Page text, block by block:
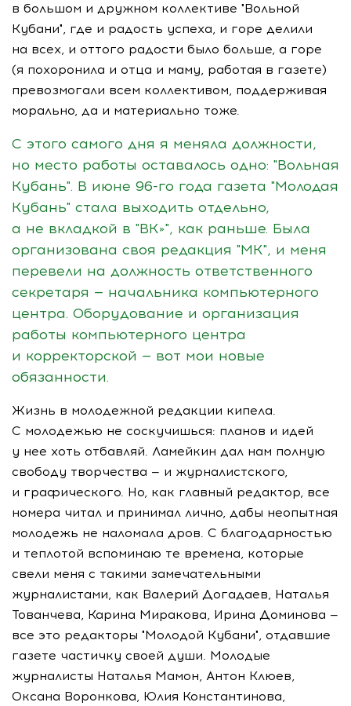
в большом и дружном коллективе "Вольной
Кубани", где и радость успеха, и горе делили
на всех, и оттого радости было больше, а горе
(я похоронила и отца и маму, работая в газете)
превозмогали всем коллективом, поддерживая
морально, да и материально тоже.
С этого самого дня я меняла должности,
но место работы оставалось одно: "Вольная
Кубань". В июне 96-го года газета "Молодая
Кубань" стала выходить отдельно,
а не вкладкой в "ВК»", как раньше. Была
организована своя редакция "МК", и меня
перевели на должность ответственного
секретаря — начальника компьютерного
центра. Оборудование и организация
работы компьютерного центра
и корректорской — вот мои новые
обязанности.
Жизнь в молодежной редакции кипела.
С молодежью не соскучишься: планов и идей
у нее хоть отбавляй. Ламейкин дал нам полную
свободу творчества — и журналистского,
и графического. Но, как главный редактор, все
номера читал и принимал лично, дабы неопытная
молодежь не наломала дров. С благодарностью
и теплотой вспоминаю те времена, которые
свели меня с такими замечательными
журналистами, как Валерий Догадаев, Наталья
Тованчева, Карина Миракова, Ирина Доминова —
все это редакторы "Молодой Кубани", отдавшие
газете частичку своей души. Молодые
журналисты Наталья Мамон, Антон Клюев,
Оксана Воронкова, Юлия Константинова,